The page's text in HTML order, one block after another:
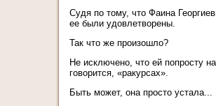
Судя по тому, что Фаина
ее были удовлетворены.
Так что же произошло?
Не исключено, что ей попросту
говорится, «ракурсах».
Быть может, она просто устала...